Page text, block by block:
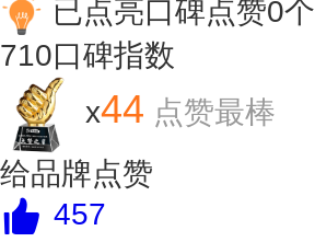
已点亮口碑点赞0个
710口碑指数
x44 点赞最棒
给品牌点赞
457